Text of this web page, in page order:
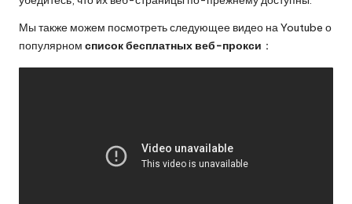
Мы также можем посмотреть следующее видео на Youtube о
популярном список бесплатных веб-прокси ：